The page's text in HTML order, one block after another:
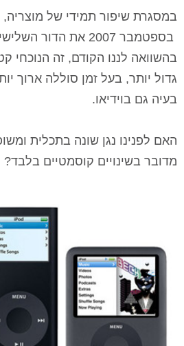
במסגרת שיפור תמידי של
בספטמבר 2007 את
בהשוואה לננו הקודם, זה הנוכחי
גדול יותר, בעל זמן סוללה ארוך
בעיה גם בוידיאו.
האם לפנינו נגן שונה בתכלית
מדובר בשינויים קוסמטיים בלבד?